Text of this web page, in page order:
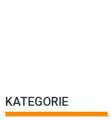
KATEGORIE